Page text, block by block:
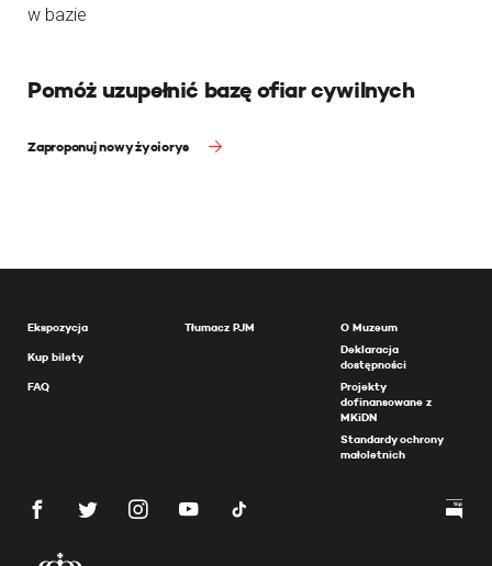
w bazie
Pomóż uzupełnić bazę ofiar cywilnych
Zaproponuj nowy życiorys
Ekspozycja
Kup bilety
FAQ
Tłumacz PJM
O Muzeum
Deklaracja
dostępności
Projekty
dofinansowane z
MKiDN
Standardy ochrony
małoletnich